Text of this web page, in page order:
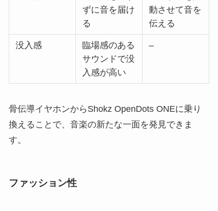
ずに音を届け
る
動させて音を
伝える
没入感
臨場感のある
サウンドで没
入感が高い
–
骨伝導イヤホンからShokz OpenDots ONEに乗り
換えることで、音楽の新たな一面を発見できま
す。
ファッション性